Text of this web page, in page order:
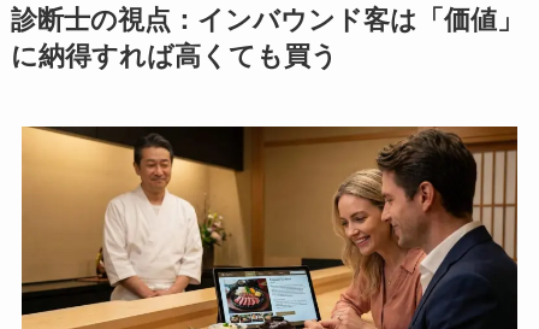
診断士の視点：インバウンド客は「価値」
に納得すれば高くても買う